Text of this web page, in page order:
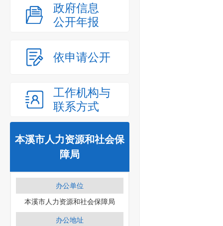
政府信息
公开年报
依申请公开
工作机构与
联系方式
本溪市人力资源和社会保
障局
办公单位
本溪市人力资源和社会保障局
办公地址